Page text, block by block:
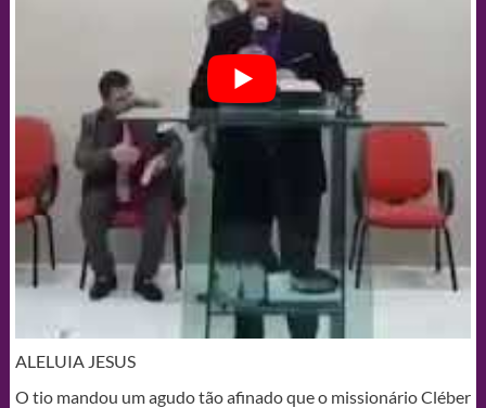
ALELUIA JESUS
O tio mandou um agudo tão afinado que o missionário Cléber